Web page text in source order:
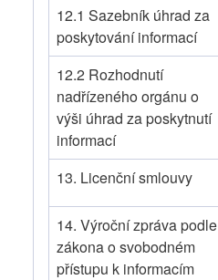
12.1 Sazebník úhrad za
poskytování informací
12.2 Rozhodnutí
nadřízeného orgánu o
výši úhrad za poskytnutí
informací
13. Licenční smlouvy
14. Výroční zpráva podle
zákona o svobodném
přístupu k informacím